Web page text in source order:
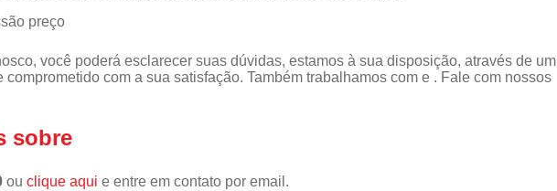
você poderá esclarecer suas dúvidas, estamos à sua disposição, através de um
com a sua satisfação. Também trabalhamos com e . Fale com nossos
sobre
ou clique aqui e entre em contato por email.